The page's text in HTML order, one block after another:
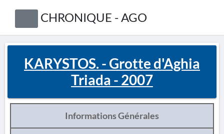
CHRONIQUE - AGO
KARYSTOS. - Grotte d'Aghia
Triada - 2007
Informations Générales